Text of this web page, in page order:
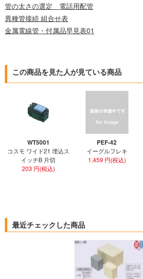
管の太さの選定 電話用配管
異種管接続 組合せ表
金属電線管・付属品早見表01
この商品を見た人が見ている商品
WT5001
コスモ ワイド21 埋込ス
イッチB 片切
203 円(税込)
PEF-42
イーグルフレキ
1,459 円(税込)
最近チェックした商品